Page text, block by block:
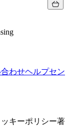
わせヘルプセン
ッキーポリシー著